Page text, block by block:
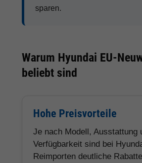
sparen.
Warum Hyundai EU-
beliebt sind
Hohe Preisvorteile
Je nach Modell, Ausstattung
Verfügbarkeit sind bei
Reimporten deutliche